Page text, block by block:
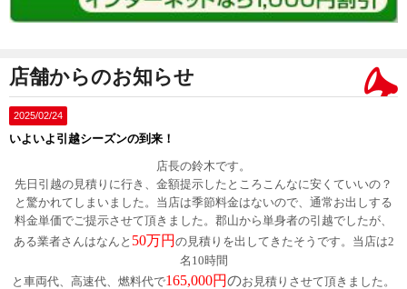
店舗からのお知らせ
2025/02/24
いよいよ引越シーズンの到来！
店長の鈴木です。
先日引越の見積りに行き、金額提示したところこんなに安くていいの？
と驚かれてしまいました。当店は季節料金はないので、通常お出しする
料金単価でご提示させて頂きました。郡山から単身者の引越でしたが、
ある業者さんはなんと 50万円 の見積りを出してきたそうです。当店は2
名10時間
と車両代、高速代、燃料代で165,000円のお見積りさせて頂きました。